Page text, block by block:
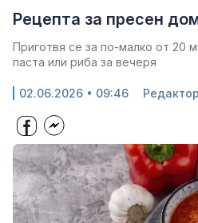
Рецепта за пресен
Приготвя се за по-малко от 20
паста или риба за вечеря
02.06.2026 • 09:46